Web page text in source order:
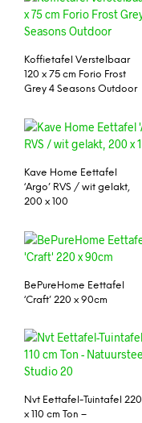
Koffietafel Verstelbaar
120 x 75 cm Forio Frost
Grey 4 Seasons Outdoor
Kave Home Eettafel
‘Argo’ RVS / wit gelakt,
200 x 100
BePureHome Eettafel
‘Craft’ 220 x 90cm
Nvt Eettafel-Tuintafel 220
x 110 cm Ton –